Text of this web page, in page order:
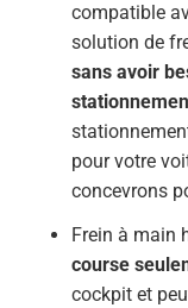
compatible
solution de
sans avoir
pour votre
concevrons
Frein à main
course
cockpit et